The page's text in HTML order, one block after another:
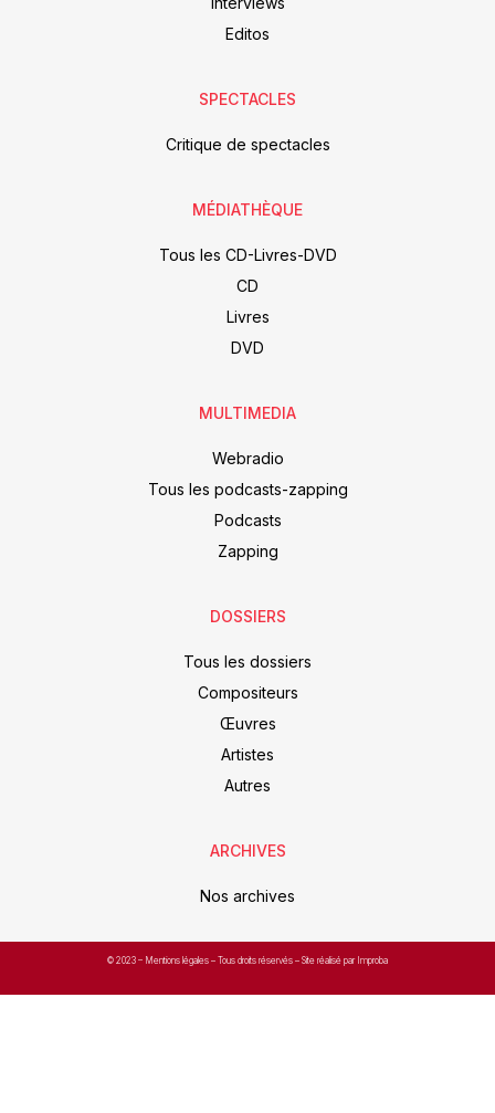
Editos
SPECTACLES
Critique de spectacles
MÉDIATHÈQUE
Tous les CD-Livres-DVD
CD
Livres
DVD
MULTIMEDIA
Webradio
Tous les podcasts-zapping
Podcasts
Zapping
DOSSIERS
Tous les dossiers
Compositeurs
Œuvres
Artistes
Autres
ARCHIVES
Nos archives
© 2023 – Mentions légales – Tous droits réservés – Site réalisé par Improba